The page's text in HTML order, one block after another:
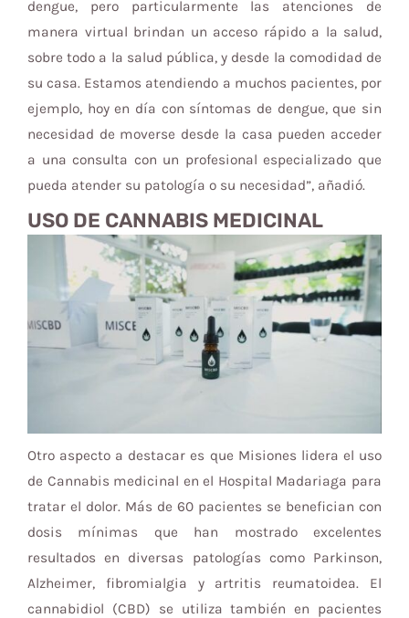
dengue, pero particularmente las atenciones de
manera virtual brindan un acceso rápido a la salud,
sobre todo a la salud pública, y desde la comodidad de
su casa. Estamos atendiendo a muchos pacientes, por
ejemplo, hoy en día con síntomas de dengue, que sin
necesidad de moverse desde la casa pueden acceder
a una consulta con un profesional especializado que
pueda atender su patología o su necesidad”, añadió.
USO DE CANNABIS MEDICINAL
Otro aspecto a destacar es que Misiones lidera el uso
de Cannabis medicinal en el Hospital Madariaga para
tratar el dolor. Más de 60 pacientes se benefician con
dosis mínimas que han mostrado excelentes
resultados en diversas patologías como Parkinson,
Alzheimer, fibromialgia y artritis reumatoidea. El
cannabidiol (CBD) se utiliza también en pacientes